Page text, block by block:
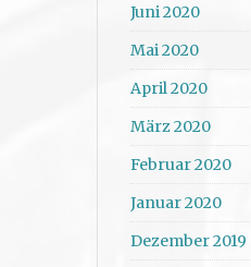
Juni 2020
Mai 2020
April 2020
März 2020
Februar 2020
Januar 2020
Dezember 2019